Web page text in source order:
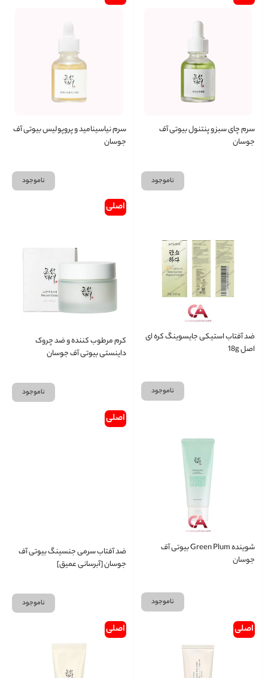
سرم چای سبز و پنتنول بیوتی آف
جوسان
ناموجود
سرم نیاسینامید و پروپولیس بیوتی آف
جوسان
ناموجود
ضد آفتاب استیکی جایسوینگ کره ای
اصل 18g
ناموجود
اصلی
کرم مرطوب کننده و ضد چروک
داینستی بیوتی آف جوسان
ناموجود
شوینده Green Plum بیوتی آف
جوسان
ناموجود
اصلی
ضد آفتاب سرمی جنسینگ بیوتی آف
جوسان [آبرسانی عمیق]
ناموجود
اصلی اصلی